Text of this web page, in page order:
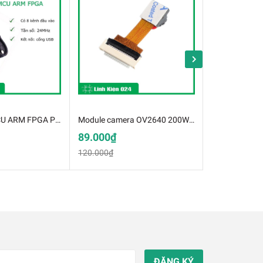
USB 8 Kênh MCU ARM FPGA Phân Tích Logic Debug 24M (K2H13-1) Module camera OV2640 200W Pixel (K3K6-1)
89.000₫
120.000₫